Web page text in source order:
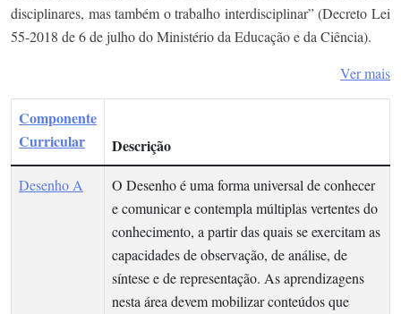
disciplinares, mas também o trabalho interdisciplinar” (Decreto Lei
55-2018 de 6 de julho do Ministério da Educação e da Ciência).
Ver mais
Componente
Curricular
Descrição
Desenho A
O Desenho é uma forma universal de conhecer
e comunicar e contempla múltiplas vertentes do
conhecimento, a partir das quais se exercitam as
capacidades de observação, de análise, de
síntese e de representação. As aprendizagens
nesta área devem mobilizar conteúdos que